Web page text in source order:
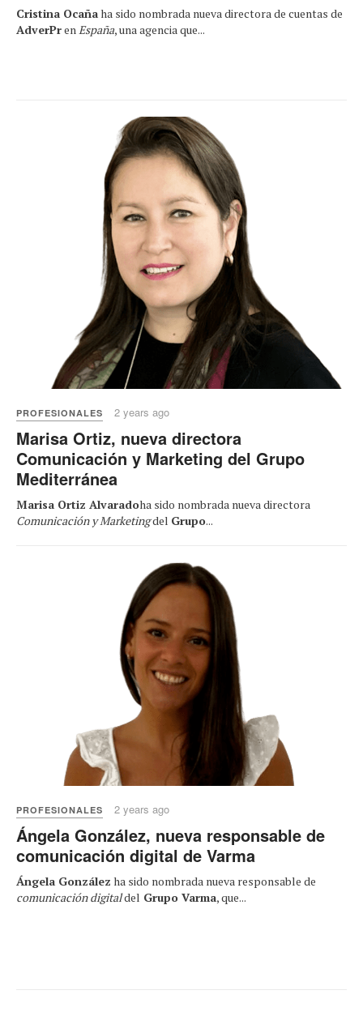
Cristina Ocañaha sido nombrada nueva directora de cuentas de
AdverPrenEspaña, una agencia que...
PROFESIONALES 2 years ago
Marisa Ortiz, nueva directora
Comunicación y Marketing del Grupo
Mediterránea
Marisa Ortiz Alvaradoha sido nombrada nueva directora
Comunicación y Marketingdel Grupo...
PROFESIONALES 2 years ago
Ángela González, nueva responsable de
comunicación digital de Varma
Ángela González ha sido nombrada nueva responsable de
comunicación digitaldel Grupo Varma, que...